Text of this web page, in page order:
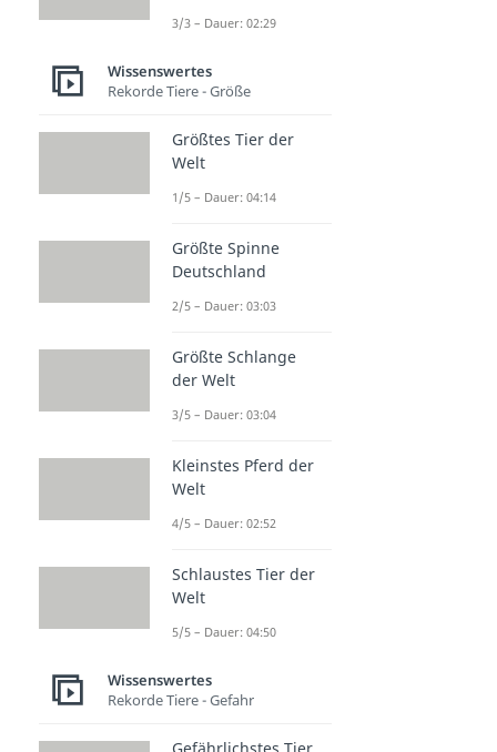
3/3 – Dauer: 02:29
Wissenswertes
Rekorde Tiere - Größe
Größtes Tier der
Welt
1/5 – Dauer: 04:14
Größte Spinne
Deutschland
2/5 – Dauer: 03:03
Größte Schlange
der Welt
3/5 – Dauer: 03:04
Kleinstes Pferd der
Welt
4/5 – Dauer: 02:52
Schlaustes Tier der
Welt
5/5 – Dauer: 04:50
Wissenswertes
Rekorde Tiere - Gefahr
Gefährlichstes Tier